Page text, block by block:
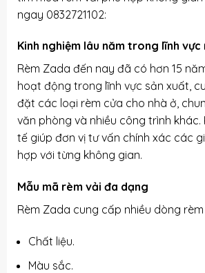
ngay 0832721102:
Kinh nghiệm lâu năm trong lĩnh vực
Rèm Zada đến nay đã có hơn 15
hoạt động trong lĩnh vực sản xuất,
đặt các loại rèm cửa cho nhà ở,
văn phòng và nhiều công trình khác.
tế giúp đơn vị tư vấn chính xác các
hợp với từng không gian.
Mẫu mã rèm vải đa dạng
Rèm Zada cung cấp nhiều dòng
Chất liệu.
Màu sắc.